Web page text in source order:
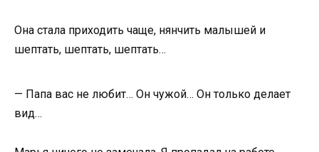
Она стала приходить чаще, нянчить малышей и
шептать, шептать, шептать…
— Папа вас не любит… Он чужой… Он только делает
вид…